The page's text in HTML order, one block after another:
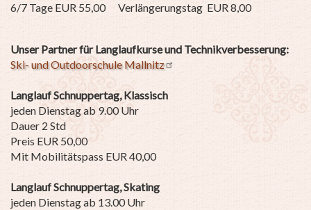
6/7 Tage EUR 55,00 Verlängerungstag EUR 8,00
Unser Partner für Langlaufkurse und Technikverbesserung:
Ski- und Outdoorschule Mallnitz
Langlauf Schnuppertag, Klassisch
jeden Dienstag ab 9.00 Uhr
Dauer 2 Std
Preis EUR 50,00
Mit Mobilitätspass EUR 40,00
Langlauf Schnuppertag, Skating
jeden Dienstag ab 13.00 Uhr